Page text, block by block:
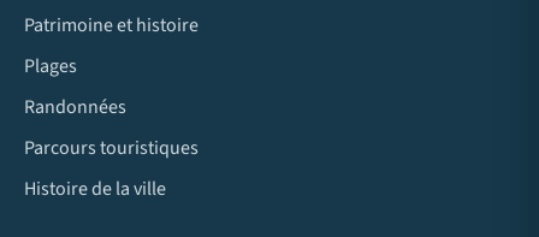
Patrimoine et histoire
Plages
Randonnées
Parcours touristiques
Histoire de la ville